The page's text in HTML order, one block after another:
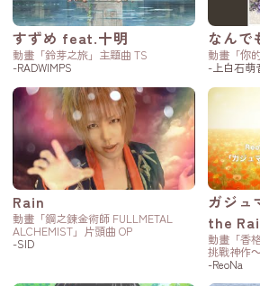
すずめ feat.十明
動畫「鈴芽之旅」主題曲 TS
-RADWIMPS
なんで
動畫「你
-上白石萌
Rain
動畫「鋼之錬金術師 FULLMETAL
ALCHEMIST」片頭曲 OP
-SID
ガジュ
the
動畫「香
挑戰神作
-ReoNa